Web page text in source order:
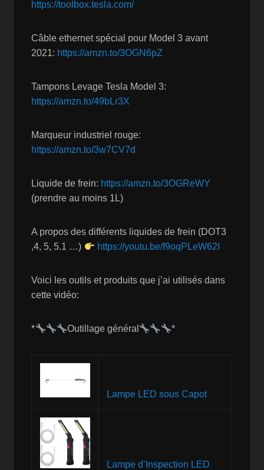
https://toolbox.tesla.com/
Câble ethernet spécial pour Model 3 avant
2021: https://amzn.to/3OGN6pZ
Tampons Levage Tesla Model 3:
https://amzn.to/49bLr3X
Marqueur industriel rouge:
https://amzn.to/3w7CV7d
Liquide de frein: https://amzn.to/3OGReWY
(prendre au moins 1L)
A propos des différents liquides de frein (DOT3
,4, 5, 5.1 …)
https://youtu.be/f9oqPLeW62I
Voici les outils et produits que j’ai utilisés dans
cette vidéo:
* Outillage général *
Lampe LED sous Capot
Lampe d’Inspection LED